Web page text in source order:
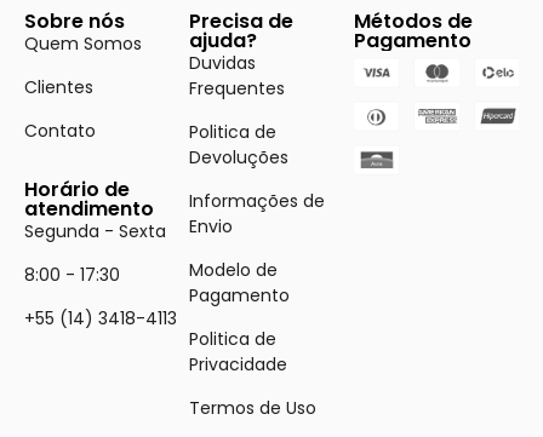
Sobre nós
Quem Somos
Clientes
Contato
Horário de
atendimento
Segunda - Sexta
8:00 - 17:30
+55 (14) 3418-4113
Precisa de
ajuda?
Duvidas
Frequentes
Politica de
Devoluções
Informações de
Envio
Modelo de
Pagamento
Politica de
Privacidade
Termos de Uso
Métodos de
Pagamento